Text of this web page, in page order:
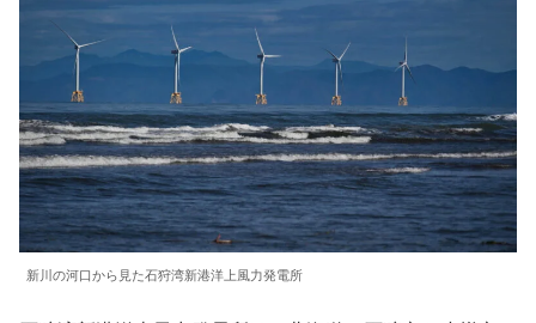
新川の河口から見た石狩湾新港洋上風力発電所